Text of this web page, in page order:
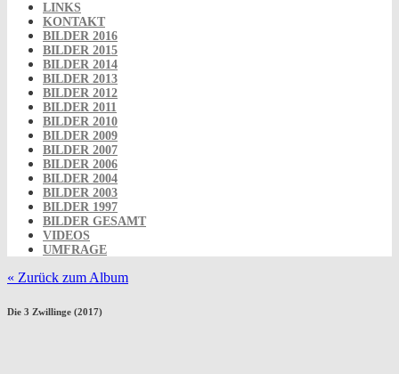
LINKS
KONTAKT
BILDER 2016
BILDER 2015
BILDER 2014
BILDER 2013
BILDER 2012
BILDER 2011
BILDER 2010
BILDER 2009
BILDER 2007
BILDER 2006
BILDER 2004
BILDER 2003
BILDER 1997
BILDER GESAMT
VIDEOS
UMFRAGE
« Zurück zum Album
Die 3 Zwillinge (2017)